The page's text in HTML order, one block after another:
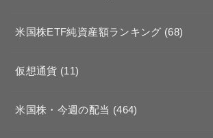
米国株ETF純資産額ランキング (68)
仮想通貨 (11)
米国株・今週の配当 (464)